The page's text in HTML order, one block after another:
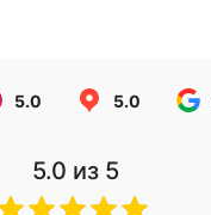
5.0 5.0
5.0 из 5